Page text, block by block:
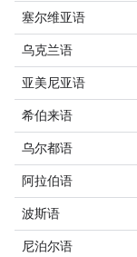
塞尔维亚语
乌克兰语
亚美尼亚语
希伯来语
乌尔都语
阿拉伯语
波斯语
尼泊尔语